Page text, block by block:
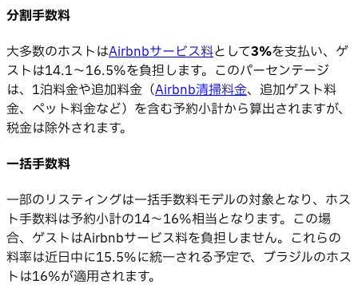
分割手数料
大多数のホストはAirbnbサービス料として3%を支払い、ゲ
ストは14.1〜16.5%を負担します。このパーセンテージ
は、1泊料金や追加料金（Airbnb清掃料金、追加ゲスト料
金、ペット料金など）を含む予約小計から算出されますが、
税金は除外されます。
一括手数料
一部のリスティングは一括手数料モデルの対象となり、ホス
ト手数料は予約小計の14〜16%相当となります。この場
合、ゲストはAirbnbサービス料を負担しません。これらの
料率は近日中に15.5%に統一される予定で、ブラジルのホス
トは16%が適用されます。